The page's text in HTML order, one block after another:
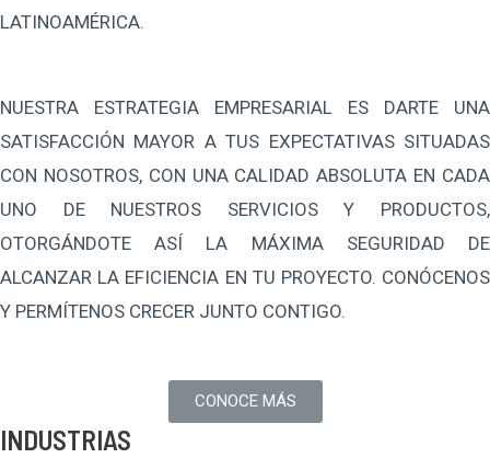
LATINOAMÉRICA.
NUESTRA ESTRATEGIA EMPRESARIAL ES DARTE UNA
SATISFACCIÓN MAYOR A TUS EXPECTATIVAS SITUADAS
CON NOSOTROS, CON UNA CALIDAD ABSOLUTA EN CADA
UNO DE NUESTROS SERVICIOS Y PRODUCTOS,
OTORGÁNDOTE ASÍ LA MÁXIMA SEGURIDAD DE
ALCANZAR LA EFICIENCIA EN TU PROYECTO. CONÓCENOS
Y PERMÍTENOS CRECER JUNTO CONTIGO.
CONOCE MÁS
INDUSTRIAS